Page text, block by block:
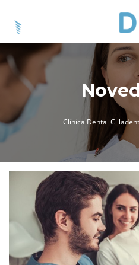
Clínica Dental Cliladent